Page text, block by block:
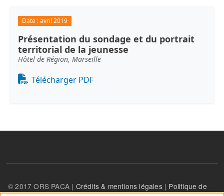
Date :avril 2019
Présentation du sondage et du portrait
territorial de la jeunesse
Hôtel de Région, Marseille
Document
Télécharger PDF
© 2017 ORS PACA | Crédits & mentions légales| Politique de